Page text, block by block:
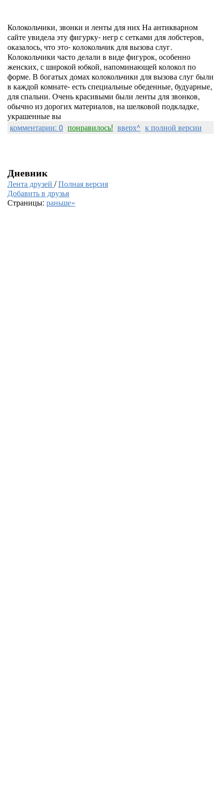
Колокольчики, звонки и ленты для них На антикварном
сайте увидела эту фигурку- негр с сетками для лобстеров,
оказалось, что это- колокольчик для вызова слуг.
Колокольчики часто делали в виде фигурок, особенно
женских, с широкой юбкой, напоминающей колокол по
форме. В богатых домах колокольчики для вызова слуг были
в каждой комнате- есть специальные обеденные, будуарные,
для спальни. Очень красивыми были ленты для звонков,
обычно из дорогих материалов, на шелковой подкладке,
украшенные вы
комментарии: 0 понравилось! вверх^ к полной версии
Дневник
Лента друзей /Полная версия
Добавить в друзья
Страницы: раньше»